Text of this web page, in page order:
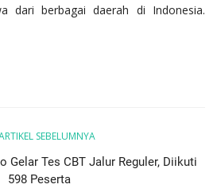
dari berbagai daerah di Indonesia.
SEBELUMNYA
Gelar Tes CBT Jalur Reguler, Diikuti
598 Peserta